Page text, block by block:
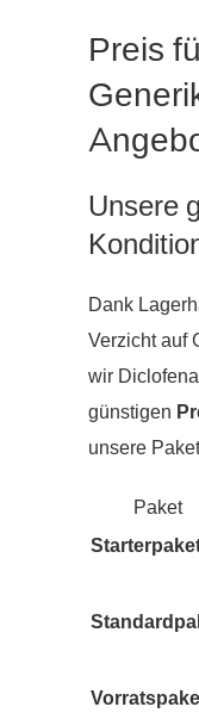
Preis
Unsere
Dank
Verzicht auf
wir
günstigen
unsere
Paket